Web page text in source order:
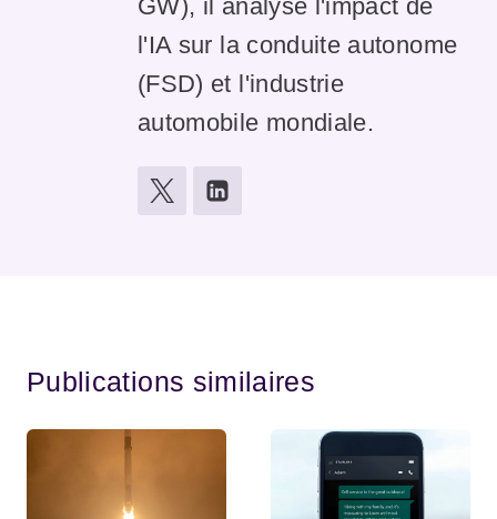
GW), il analyse l'impact de
l'IA sur la conduite autonome
(FSD) et l'industrie
automobile mondiale.
Publications similaires